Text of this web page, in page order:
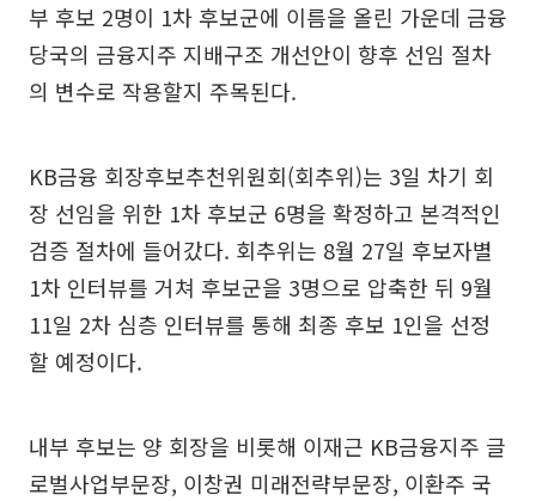
부 후보 2명이 1차 후보군에 이름을 올린 가운데 금융
당국의 금융지주 지배구조 개선안이 향후 선임 절차
의 변수로 작용할지 주목된다.
KB금융 회장후보추천위원회(회추위)는 3일 차기 회
장 선임을 위한 1차 후보군 6명을 확정하고 본격적인
검증 절차에 들어갔다. 회추위는 8월 27일 후보자별
1차 인터뷰를 거쳐 후보군을 3명으로 압축한 뒤 9월
11일 2차 심층 인터뷰를 통해 최종 후보 1인을 선정
할 예정이다.
내부 후보는 양 회장을 비롯해 이재근 KB금융지주 글
로벌사업부문장, 이창권 미래전략부문장, 이환주 국